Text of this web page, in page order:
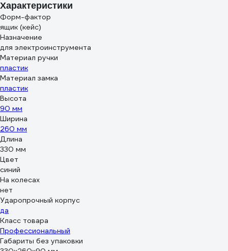
Характеристики
Форм-фактор
ящик (кейс)
Назначение
для электроинструмента
Материал ручки
пластик
Материал замка
пластик
Высота
90 мм
Ширина
260 мм
Длина
330 мм
Цвет
синий
На колесах
нет
Ударопрочный корпус
да
Класс товара
Профессиональный
Габариты без упаковки